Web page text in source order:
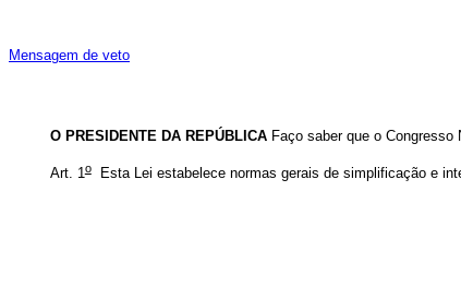
Mensagem de veto
O PRESIDENTE DA REPÚBLICAFaço saber que o Congresso
Art. 1oEsta Lei estabelece normas gerais de simplificação e